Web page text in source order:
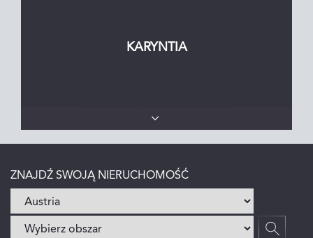
KARYNTIA
ZNAJDŹ SWOJĄ NIERUCHOMOŚĆ